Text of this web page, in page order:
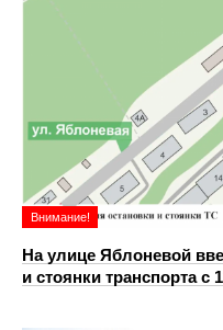
Внимание!
На улице Яблоневой
и стоянки транспорта с